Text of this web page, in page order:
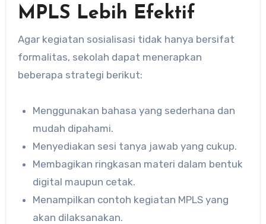
MPLS Lebih Efektif
Agar kegiatan sosialisasi tidak hanya bersifat
formalitas, sekolah dapat menerapkan
beberapa strategi berikut:
Menggunakan bahasa yang sederhana dan
mudah dipahami.
Menyediakan sesi tanya jawab yang cukup.
Membagikan ringkasan materi dalam bentuk
digital maupun cetak.
Menampilkan contoh kegiatan MPLS yang
akan dilaksanakan.